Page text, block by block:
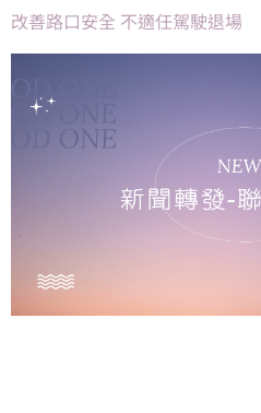
改善路口安全 不適任駕駛退場